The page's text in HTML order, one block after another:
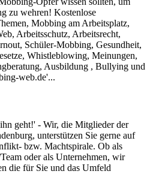
zu wehren! Kostenlose
Mobbing am Arbeitsplatz,
Arbeitsschutz, Arbeitsrecht,
Schüler-Mobbing, Gesundheit,
Whistleblowing, Meinungen,
Ausbildung , Bullying und
web.de'...
geht!' - Wir, die Mitglieder der
unterstützen Sie gerne auf
bzw. Machtspirale. Ob als
oder als Unternehmen, wir
die für Sie und das Umfeld